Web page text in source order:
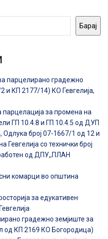
Барај
парцелирано градежно
и КП 2177/14) КО Гевгелија,
парцелација за промена на
ГП 10.4.8 и ГП 10.4.5 од ДУП
Одлука број 07-1667/1 од 12 и
со технички број
од ДПУ,,ПЛАН
комарци во општина
за едукативен
градежно земјиште за
од КП 2169 КО Богородица)